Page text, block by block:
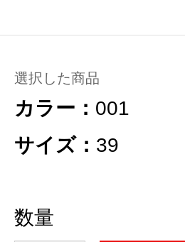
選択した商品
カラー： 001
サイズ： 39
数量